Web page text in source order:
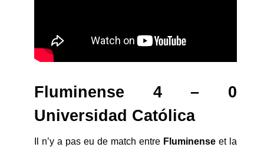
Fluminense 4 – 0
Universidad Católica
Il n’y a pas eu de match entre Fluminense et la